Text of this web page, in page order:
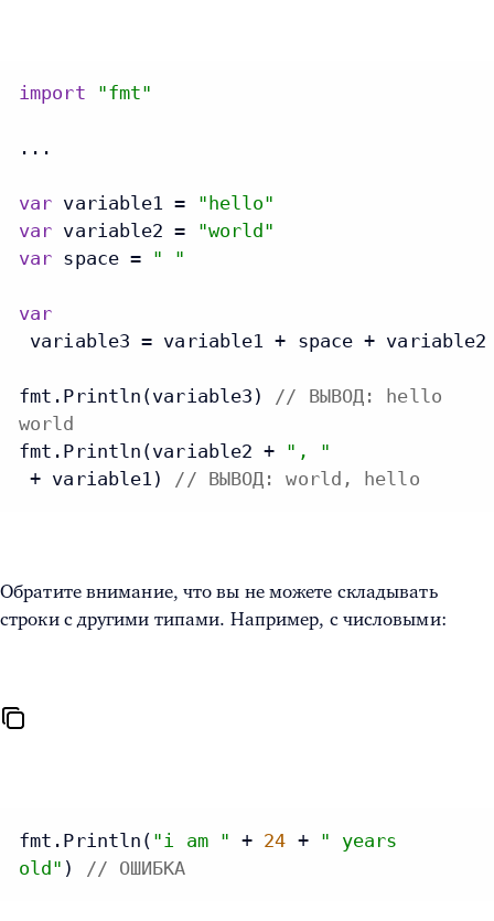
import "fmt"
...
var variable1 =
"hello"
var variable2 =
"world"
var space = " "
var
variable3 = variable1 + space + variable2
fmt.Println(variable3) // ВЫВОД: hello
world
fmt.Println(variable2 + ", "
+ variable1) // ВЫВОД: world, hello
Обратите внимание, что вы не можете складывать
строки с другими типами. Например, с числовыми:
fmt.Println( "i am " + 24 + " years
old" ) // ОШИБКА